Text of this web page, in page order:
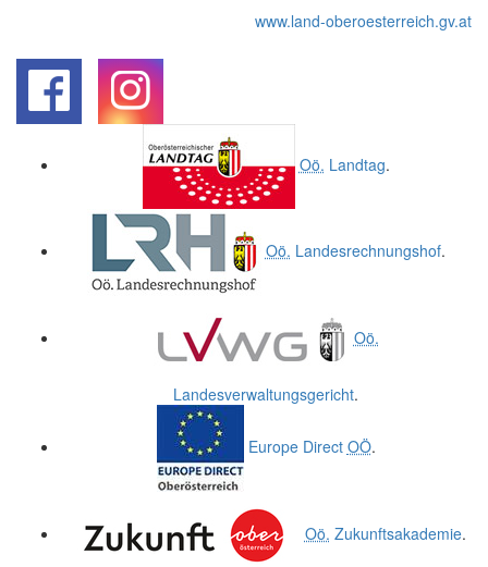
www.land-oberoesterreich.gv.at
Oö. Landtag.
Oö. Landesrechnungshof.
Oö.
Landesverwaltungsgericht.
Europe Direct OÖ.
Oö. Zukunftsakademie.